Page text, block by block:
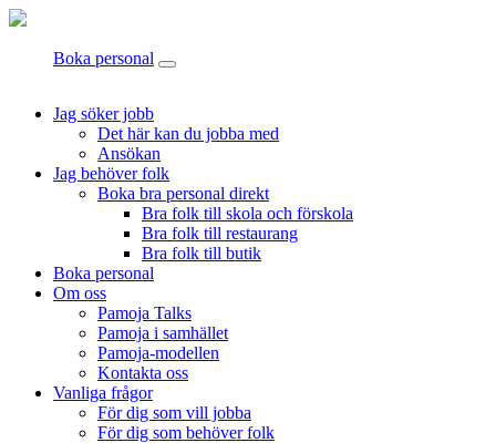
Boka personal
Jag söker jobb
Det här kan du jobba med
Ansökan
Jag behöver folk
Boka bra personal direkt
Bra folk till skola och förskola
Bra folk till restaurang
Bra folk till butik
Boka personal
Om oss
Pamoja Talks
Pamoja i samhället
Pamoja-modellen
Kontakta oss
Vanliga frågor
För dig som vill jobba
För dig som behöver folk